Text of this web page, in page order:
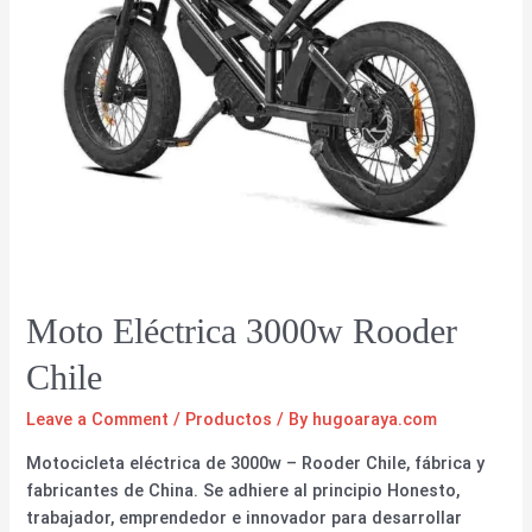
Moto Eléctrica 3000w Rooder
Chile
Leave a Comment / Productos / By hugoaraya.com
Motocicleta eléctrica de 3000w – Rooder Chile, fábrica y
fabricantes de China. Se adhiere al principio Honesto,
trabajador, emprendedor e innovador para desarrollar